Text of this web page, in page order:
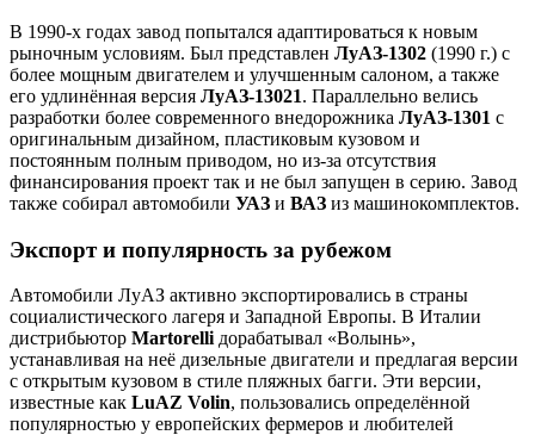
В 1990-х годах завод попытался адаптироваться к новым
рыночным условиям. Был представлен ЛуАЗ-1302 (1990 г.) с
более мощным двигателем и улучшенным салоном, а также
его удлинённая версия ЛуАЗ-13021. Параллельно велись
разработки более современного внедорожника ЛуАЗ-1301 с
оригинальным дизайном, пластиковым кузовом и
постоянным полным приводом, но из-за отсутствия
финансирования проект так и не был запущен в серию. Завод
также собирал автомобили УАЗ и ВАЗ из машинокомплектов.
Экспорт и популярность за рубежом
Автомобили ЛуАЗ активно экспортировались в страны
социалистического лагеря и Западной Европы. В Италии
дистрибьютор Martorelli дорабатывал «Волынь»,
устанавливая на неё дизельные двигатели и предлагая версии
с открытым кузовом в стиле пляжных багги. Эти версии,
известные как LuAZ Volin, пользовались определённой
популярностью у европейских фермеров и любителей